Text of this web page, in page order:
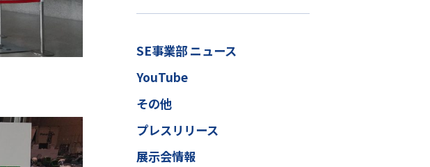
SE事業部 ニュース
YouTube
その他
プレスリリース
展示会情報